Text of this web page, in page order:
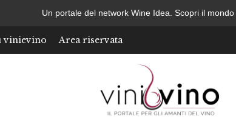
Un portale del network Wine Idea. Scopri il mondo
vinievino Area riservata